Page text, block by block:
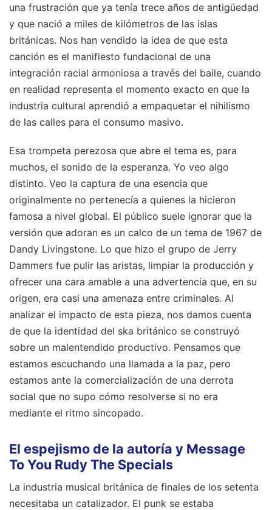
una frustración que ya tenía trece años de antigüedad
y que nació a miles de kilómetros de las islas
británicas. Nos han vendido la idea de que esta
canción es el manifiesto fundacional de una
integración racial armoniosa a través del baile, cuando
en realidad representa el momento exacto en que la
industria cultural aprendió a empaquetar el nihilismo
de las calles para el consumo masivo.
Esa trompeta perezosa que abre el tema es, para
muchos, el sonido de la esperanza. Yo veo algo
distinto. Veo la captura de una esencia que
originalmente no pertenecía a quienes la hicieron
famosa a nivel global. El público suele ignorar que la
versión que adoran es un calco de un tema de 1967 de
Dandy Livingstone. Lo que hizo el grupo de Jerry
Dammers fue pulir las aristas, limpiar la producción y
ofrecer una cara amable a una advertencia que, en su
origen, era casi una amenaza entre criminales. Al
analizar el impacto de esta pieza, nos damos cuenta
de que la identidad del ska británico se construyó
sobre un malentendido productivo. Pensamos que
estamos escuchando una llamada a la paz, pero
estamos ante la comercialización de una derrota
social que no supo cómo resolverse si no era
mediante el ritmo sincopado.
El espejismo de la autoría y Message
To You Rudy The Specials
La industria musical británica de finales de los setenta
necesitaba un catalizador. El punk se estaba